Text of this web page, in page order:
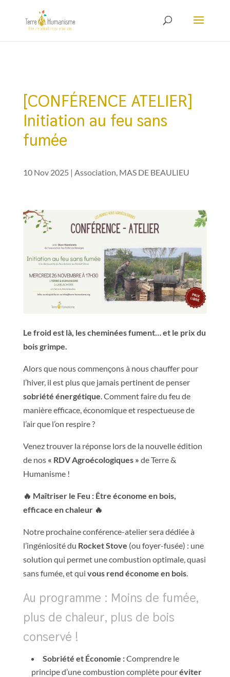
[CONFÉRENCE ATELIER]
Initiation au feu sans
fumée
10 Nov 2025 | Association, MAS DE BEAULIEU
Le froid est là, les cheminées fument… et le prix du
bois grimpe.
Alors que nous commençons à nous chauffer pour
l’hiver, il est plus que jamais pertinent de penser
sobriété énergétique . Comment faire du feu de
manière efficace, économique et respectueuse de
l’air que l’on respire ?
Venez trouver la réponse lors de la nouvelle édition
de nos « RDV Agroécologiques » de Terre &
Humanisme !
🔥 Maîtriser le Feu : Être économe en bois,
efficace en chaleur 🔥
Notre prochaine conférence-atelier sera dédiée à
l’ingéniosité du Rocket Stove (ou foyer-fusée) : une
solution qui permet une combustion optimale, quasi
sans fumée, et qui vous rend économe en bois.
Au programme : Moins de fumée,
plus de chaleur, plus de bois
conservé !
Sobriété et Économie :Comprendre le
principe d’une combustion complète pouréviter